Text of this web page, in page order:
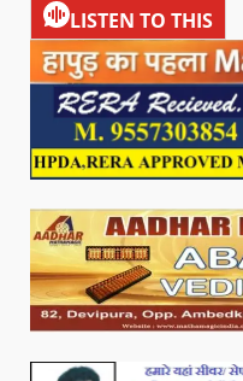
LISTEN TO THIS